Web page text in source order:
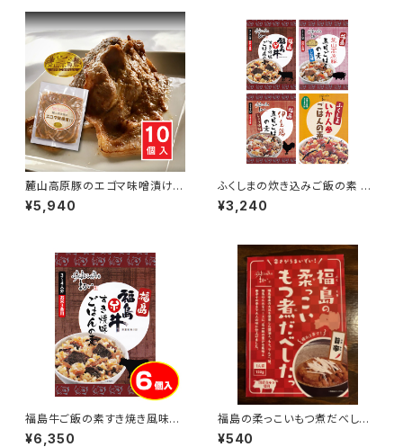
麓山高原豚のエゴマ味噌漬け
150g 10個入り
¥5,940
ふくしまの炊き込みご飯の素 4
種セット（３合炊き用）
¥3,240
福島牛ご飯の素すき焼き風味（３
合炊き用） 6個入り
¥6,350
福島の柔っこいもつ煮だべした
っ 旨辛
¥540